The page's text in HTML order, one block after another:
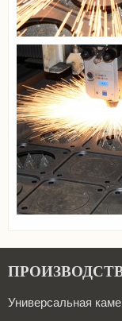
Универсальная